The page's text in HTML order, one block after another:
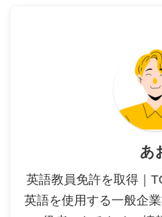
あ
英語教員免許を取得｜
英語を使用する一般企